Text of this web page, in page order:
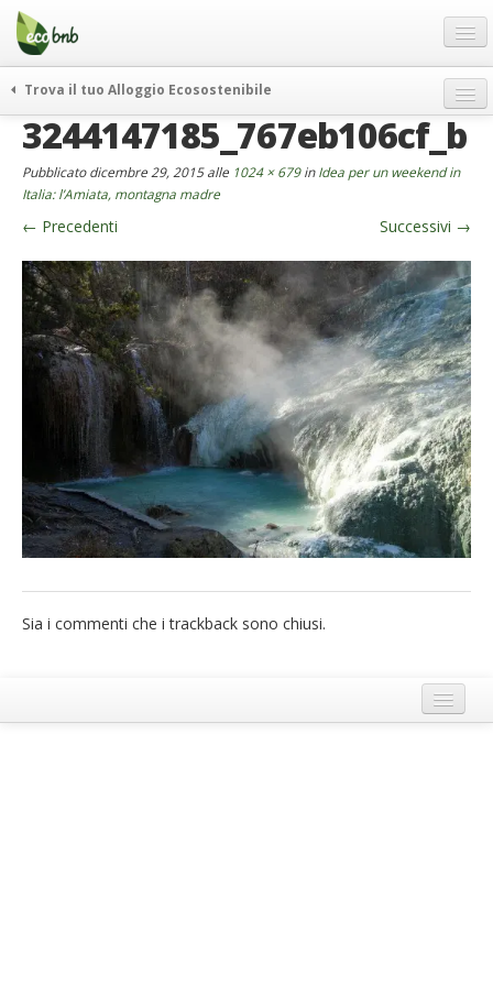
Menu
Salta
contenuto
Offerte Speciali
Regali
FAQ
Chi Siamo
Partner
Contatti
Italiano
German
English
Spanish
French
Trova il tuo Alloggio Ecosostenibile
weekend green
curiosità
vivere e viaggiare verde
news ed eventi
ecohotel
rassegna stampa
3244147185_767eb106cf_b
Pubblicatodicembre 29, 2015alle 1024 × 679inIdea per un weekend in
Italia: l’Amiata, montagna madre
← Precedenti Successivi →
Sia i commenti che i trackback sono chiusi.